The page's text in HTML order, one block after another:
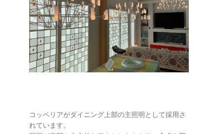
コッペリアがダイニング上部の主照明として採用さ
れています。